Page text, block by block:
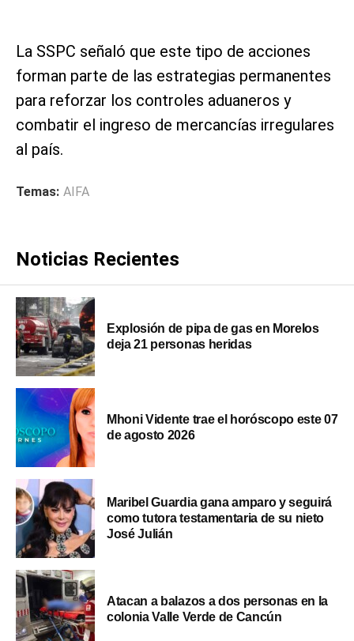
La SSPC señaló que este tipo de acciones
forman parte de las estrategias permanentes
para reforzar los controles aduaneros y
combatir el ingreso de mercancías irregulares
al país.
Temas: AIFA
Noticias Recientes
Explosión de pipa de gas en Morelos
deja 21 personas heridas
Mhoni Vidente trae el horóscopo este 07
de agosto 2026
Maribel Guardia gana amparo y seguirá
como tutora testamentaria de su nieto
José Julián
Atacan a balazos a dos personas en la
colonia Valle Verde de Cancún